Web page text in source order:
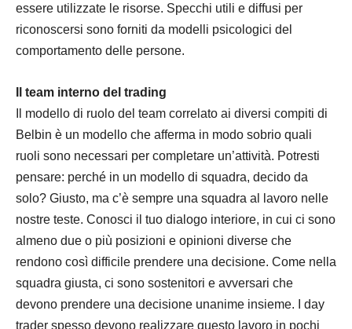
essere utilizzate le risorse. Specchi utili e diffusi per
riconoscersi sono forniti da modelli psicologici del
comportamento delle persone.
Il team interno del trading
Il modello di ruolo del team correlato ai diversi compiti di
Belbin è un modello che afferma in modo sobrio quali
ruoli sono necessari per completare un’attività. Potresti
pensare: perché in un modello di squadra, decido da
solo? Giusto, ma c’è sempre una squadra al lavoro nelle
nostre teste. Conosci il tuo dialogo interiore, in cui ci sono
almeno due o più posizioni e opinioni diverse che
rendono così difficile prendere una decisione. Come nella
squadra giusta, ci sono sostenitori e avversari che
devono prendere una decisione unanime insieme. I day
trader spesso devono realizzare questo lavoro in pochi